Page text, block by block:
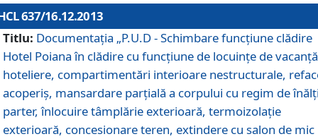
637/16.12.2013
Titlu: Documentaţia „P.U.D - Schimbare funcţiune clădire
Hotel Poiana în clădire cu funcţiune de locuinţe de
hoteliere, compartimentări interioare nestructurale,
acoperiş, mansardare parţială a corpului cu regim de
parter, înlocuire tâmplărie exterioară, termoizolaţie
exterioară, concesionare teren, extindere cu salon de mic